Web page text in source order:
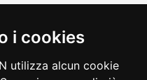
i cookies
utilizza alcun cookie
00526040324